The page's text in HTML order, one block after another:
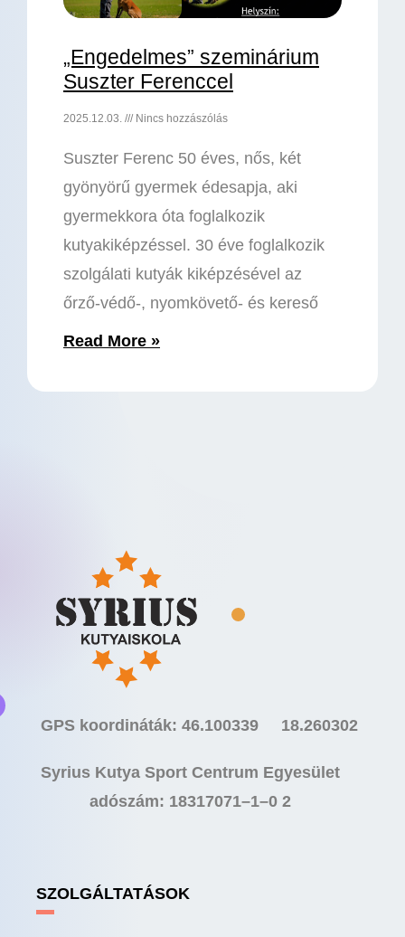
„Engedelmes” szeminárium
Suszter Ferenccel
2025.12.03. Nincs hozzászólás
Suszter Ferenc 50 éves, nős, két
gyönyörű gyermek édesapja, aki
gyermekkora óta foglalkozik
kutyakiképzéssel. 30 éve foglalkozik
szolgálati kutyák kiképzésével az
őrző-védő-, nyomkövető- és kereső
Read More »
GPS koordináták: 46.100339 18.260302
Syrius Kutya Sport Centrum Egyesület
adószám: 18317071–1–0 2
SZOLGÁLTATÁSOK